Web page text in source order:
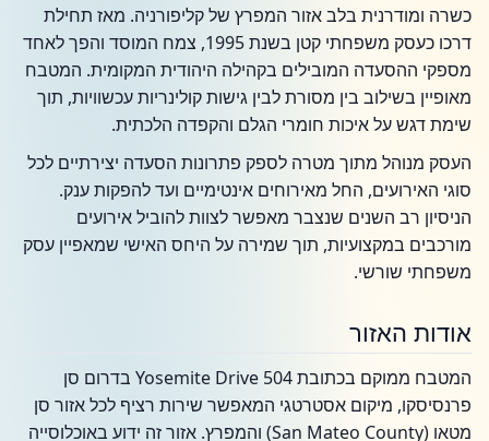
כשרה ומודרנית בלב אזור המפרץ של קליפורניה. מאז תחילת
דרכו כעסק משפחתי קטן בשנת 1995, צמח המוסד והפך לאחד
מספקי ההסעדה המובילים בקהילה היהודית המקומית. המטבח
מאופיין בשילוב בין מסורת לבין גישות קולינריות עכשוויות, תוך
שימת דגש על איכות חומרי הגלם והקפדה הלכתית.
העסק מנוהל מתוך מטרה לספק פתרונות הסעדה יצירתיים לכל
סוגי האירועים, החל מאירוחים אינטימיים ועד להפקות ענק.
הניסיון רב השנים שנצבר מאפשר לצוות להוביל אירועים
מורכבים במקצועיות, תוך שמירה על היחס האישי שמאפיין עסק
משפחתי שורשי.
אודות האזור
המטבח ממוקם בכתובת 504 Yosemite Drive בדרום סן
פרנסיסקו, מיקום אסטרטגי המאפשר שירות רציף לכל אזור סן
מטאו (San Mateo County) והמפרץ. אזור זה ידוע באוכלוסייה